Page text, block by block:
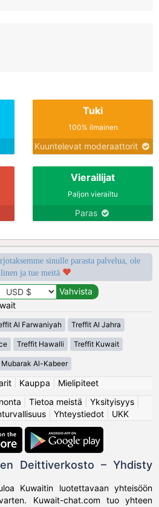
Tuki
100% ilmainen
Kuuntelevat moderaattorit
Vierailijat
Paljon vierailtu
Paras
sinulle parasta palvelua, ole
ja tue meitä
Al Farwaniyah Treffit Al Jahra
Treffit Hawalli Treffit Kuwait
Al-Kabeer
Kauppa
Mielipiteet
Tietoa meistä Yksityisyys|
Yhteystiedot UKK
Deittiverkosto – Yhdisty
Kuwaitin luotettavaan yhteisöön
Kuwait-chat.com tuo yhteen